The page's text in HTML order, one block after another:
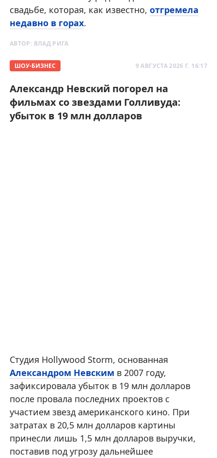
свадьбе, которая, как известно, отгремела
недавно в горах.
АВТОР: ВЛАД РИГА
ШОУ-БИЗНЕС 9 АВГУСТА 2026 Г. 16:17
Александр Невский погорел на
фильмах со звездами Голливуда:
убыток в 19 млн долларов
Студия Hollywood Storm, основанная
Александром Невским в 2007 году,
зафиксировала убыток в 19 млн долларов
после провала последних проектов с
участием звезд американского кино. При
затратах в 20,5 млн долларов картины
принесли лишь 1,5 млн долларов выручки,
поставив под угрозу дальнейшее